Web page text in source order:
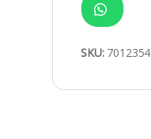
SKU: 7012354